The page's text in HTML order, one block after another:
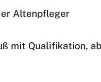
Altenpfleger
mit Qualifikation,